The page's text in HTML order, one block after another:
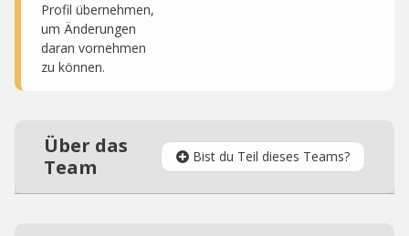
Profil übernehmen,
um Änderungen
daran vornehmen
zu können.
Über das
Team
Bist du Teil dieses Teams?